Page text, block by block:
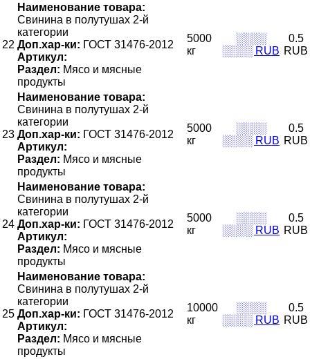
22
Наименование товара:
Свинина в полутушах 2-й
категории
Доп.хар-ки: ГОСТ 31476-2012
Артикул:
Раздел: Мясо и мясные
продукты
5000
кг
░░░░
░░░░ RUB
0.5
RUB
23
Наименование товара:
Свинина в полутушах 2-й
категории
Доп.хар-ки: ГОСТ 31476-2012
Артикул:
Раздел: Мясо и мясные
продукты
5000
кг
░░░░
░░░░ RUB
0.5
RUB
24
Наименование товара:
Свинина в полутушах 2-й
категории
Доп.хар-ки: ГОСТ 31476-2012
Артикул:
Раздел: Мясо и мясные
продукты
5000
кг
░░░░
░░░░ RUB
0.5
RUB
25
Наименование товара:
Свинина в полутушах 2-й
категории
Доп.хар-ки: ГОСТ 31476-2012
Артикул:
Раздел: Мясо и мясные
продукты
10000
кг
░░░░
░░░░ RUB
0.5
RUB